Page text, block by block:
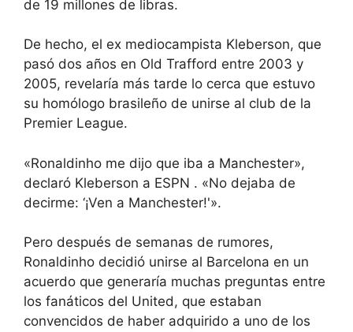
de 19 millones de libras.
De hecho, el ex mediocampista Kleberson, que
pasó dos años en Old Trafford entre 2003 y
2005, revelaría más tarde lo cerca que estuvo
su homólogo brasileño de unirse al club de la
Premier League.
«Ronaldinho me dijo que iba a Manchester»,
declaró Kleberson a ESPN . «No dejaba de
decirme: ‘¡Ven a Manchester!'».
Pero después de semanas de rumores,
Ronaldinho decidió unirse al Barcelona en un
acuerdo que generaría muchas preguntas entre
los fanáticos del United, que estaban
convencidos de haber adquirido a uno de los